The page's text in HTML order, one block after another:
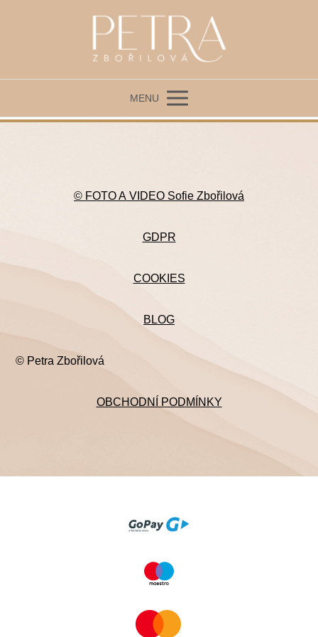
MENU
© FOTO A VIDEO Sofie Zbořilová
GDPR
COOKIES
BLOG
© Petra Zbořilová
OBCHODNÍ PODMÍNKY